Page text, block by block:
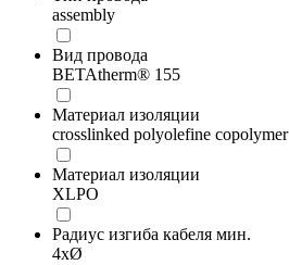
assembly
Вид провода
BETAtherm® 155
Материал изоляции
crosslinked polyolefine copolymer
Материал изоляции
XLPO
Радиус изгиба кабеля мин.
4xØ